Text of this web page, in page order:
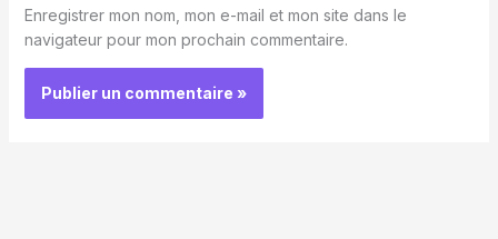
Enregistrer mon nom, mon e-mail et mon site dans le
navigateur pour mon prochain commentaire.